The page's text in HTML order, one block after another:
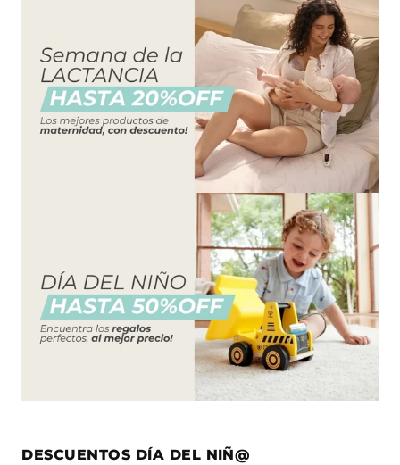
DESCUENTOS DÍA DEL NIÑ@